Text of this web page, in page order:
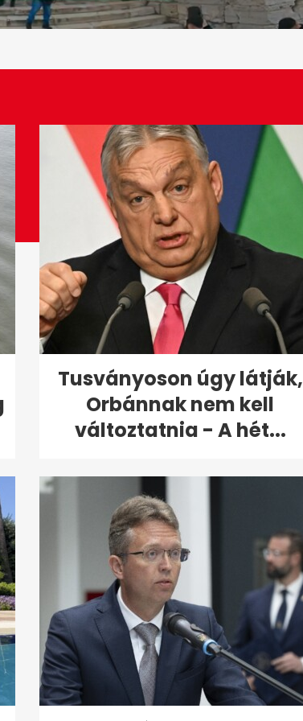
Tusványoson úgy látják,
Orbánnak nem kell
változtatnia - A hét...